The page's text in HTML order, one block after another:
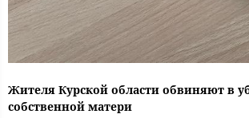
Жителя Курской области обвиняют в
собственной матери